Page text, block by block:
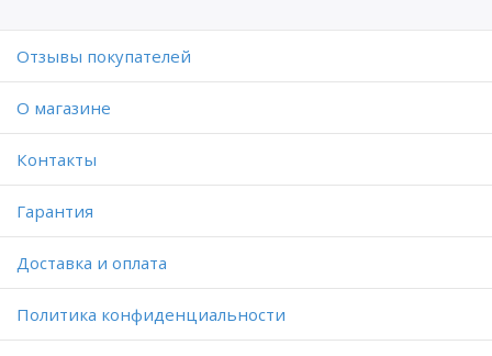
Отзывы покупателей
O магазине
Контакты
Гарантия
Доставка и оплата
Политика конфиденциальности